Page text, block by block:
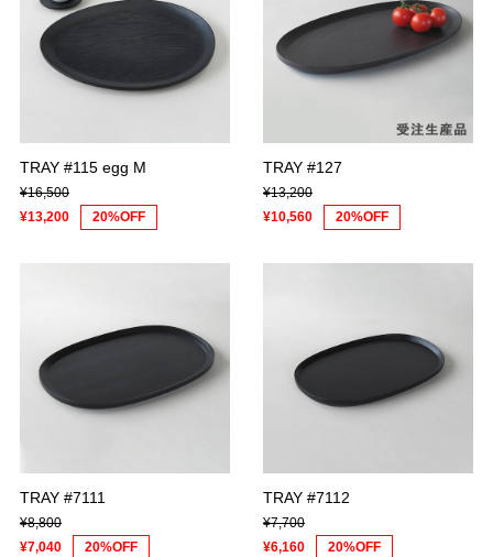
TRAY #115 egg M
¥16,500
¥13,200
20%OFF
TRAY #127
¥13,200
¥10,560
20%OFF
TRAY #7111
¥8,800
¥7,040
20%OFF
TRAY #7112
¥7,700
¥6,160
20%OFF